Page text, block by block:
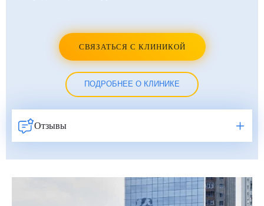
СВЯЗАТЬСЯ С КЛИНИКОЙ
ПОДРОБНЕЕ О КЛИНИКЕ
Отзывы